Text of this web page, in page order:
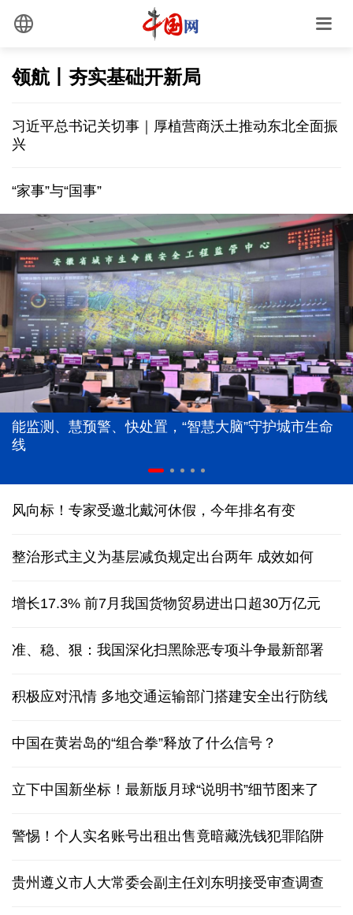
领航丨夯实基础开新局
习近平总书记关切事｜厚植营商沃土推动东北全面振
兴
“家事”与“国事”
能监测、慧预警、快处置，“智慧大脑”守护城市生命
线
风向标！专家受邀北戴河休假，今年排名有变
整治形式主义为基层减负规定出台两年 成效如何
增长17.3% 前7月我国货物贸易进出口超30万亿元
准、稳、狠：我国深化扫黑除恶专项斗争最新部署
积极应对汛情 多地交通运输部门搭建安全出行防线
中国在黄岩岛的“组合拳”释放了什么信号？
立下中国新坐标！最新版月球“说明书”细节图来了
警惕！个人实名账号出租出售竟暗藏洗钱犯罪陷阱
贵州遵义市人大常委会副主任刘东明接受审查调查